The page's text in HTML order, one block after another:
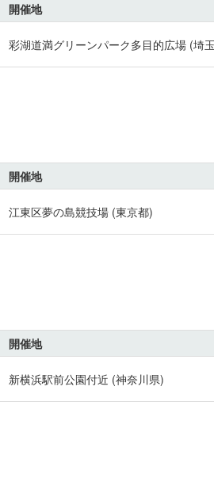
開催地
彩湖道満グリーンパーク多目的広場 (埼
開催地
江東区夢の島競技場 (東京都)
開催地
新横浜駅前公園付近 (神奈川県)